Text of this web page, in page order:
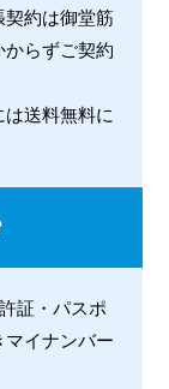
契約は御堂筋
らずご契約
送料無料に
証・パスポ
イナンバー